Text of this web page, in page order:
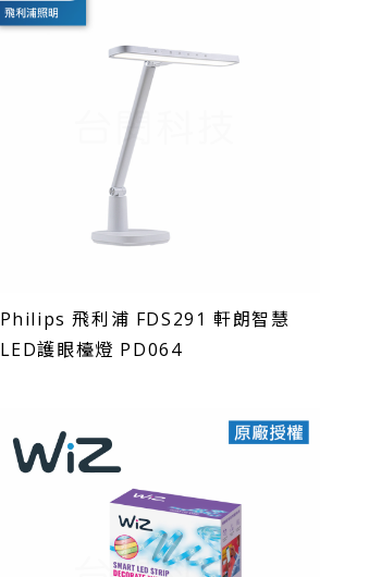
Philips 飛利浦 FDS291 軒朗智慧
LED護眼檯燈 PD064